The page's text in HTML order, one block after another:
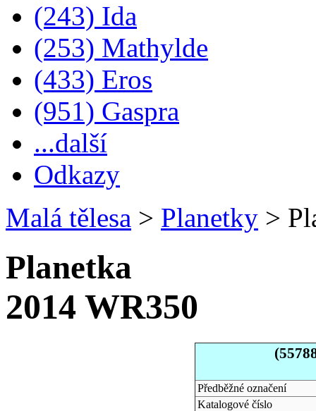
(243) Ida
(253) Mathylde
(433) Eros
(951) Gaspra
...další
Odkazy
Malá tělesa > Planetky >
Planetka
2014 WR350
Předběžné označení
Katalogové číslo